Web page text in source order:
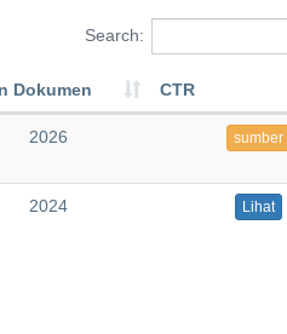
Search:
Dokumen CTR
2026 sumber
2024 Lihat